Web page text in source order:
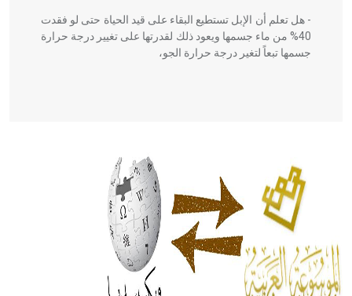
- هل تعلم أن الإبل تستطيع البقاء على قيد الحياة حتى لو فقدت
40% من ماء جسمها ويعود ذلك لقدرتها على تغيير درجة حرارة
جسمها تبعاً لتغير درجة حرارة الجو،
الحكم، الأدلة، تنظيم التغذية، ورسالته في جروح الرأس. ويعود
له الفضل بأنه حرر الطب من الدين والفلسفة.
- هل تعلم أن المرجان إفراز حيواني يتكون في البحر ويتركب
من مادة كربونات الكلسيوم، وهو أحمر أو شديد الحمرة وهو
أجود أنواعه، ويمتاز بكبر الحجم ويسمى الش